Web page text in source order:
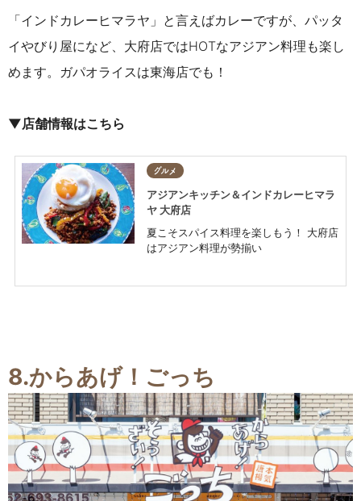
「インドカレーヒマラヤ」と言えばカレーですが、パッタ
イやびり屋になど、大府店ではHOTなアジアン料理も楽し
めます。ガパオライスは東海店でも！
▼店舗情報はこちら
グルメ
アジアンキッチン＆インドカレーヒマラ
ヤ 大府店
夏こそスパイス料理を楽しもう！ 大府店
はアジアン料理が勢揃い
8.からあげ！ごっち